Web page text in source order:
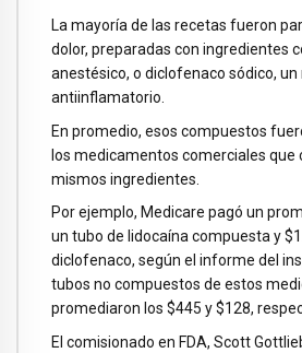
La mayoría de las recetas fueron
dolor, preparadas con ingredientes
anestésico, o diclofenaco sódico,
antiinflamatorio.
En promedio, esos compuestos
los medicamentos comerciales que
mismos ingredientes.
Por ejemplo, Medicare pagó un
un tubo de lidocaína compuesta y
diclofenaco, según el informe del
tubos no compuestos de estos
promediaron los $445 y $128,
El comisionado en FDA, Scott